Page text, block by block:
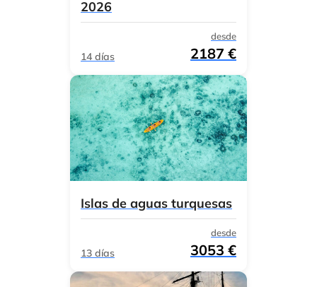
2026
14 días
desde
2187 €
Islas de aguas turquesas
13 días
desde
3053 €